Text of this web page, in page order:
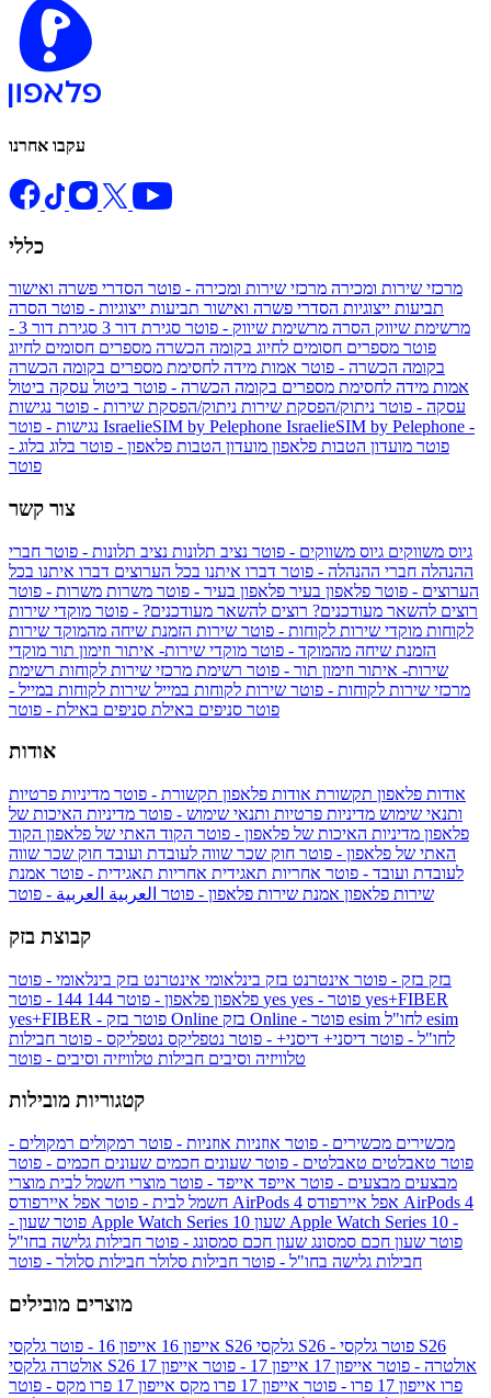
עקבו אחרנו
כללי
מרכזי שירות ומכירה מרכזי שירות ומכירה - פוטר הסדרי פשרה ואישור
תביעות ייצוגיות הסדרי פשרה ואישור תביעות ייצוגיות - פוטר הסרה
מרשימת שיווק הסרה מרשימת שיווק - פוטר סגירת דור 3
סגירת דור 3 -
פוטר מספרים חסומים לחיוג בקומה הכשרה מספרים חסומים לחיוג
בקומה הכשרה - פוטר אמות מידה לחסימת מספרים בקומה הכשרה
אמות מידה לחסימת מספרים בקומה הכשרה - פוטר ביטול עסקה ביטול
עסקה - פוטר ניתוק/הפסקת שירות ניתוק/הפסקת שירות - פוטר נגישות
IsraelieSIM by Pelephone IsraelieSIM by Pelephone -
פוטר מועדון הטבות פלאפון מועדון הטבות פלאפון - פוטר בלוג בלוג -
פוטר
צור קשר
גיוס משווקים גיוס משווקים - פוטר נציב תלונות נציב תלונות - פוטר חברי
ההנהלה חברי ההנהלה - פוטר דברו איתנו בכל הערוצים דברו איתנו בכל
הערוצים - פוטר פלאפון בעיר פלאפון בעיר - פוטר משרות משרות - פוטר
רוצים להשאר מעודכנים? רוצים להשאר מעודכנים? - פוטר מוקדי שירות
לקוחות מוקדי שירות לקוחות - פוטר שירות הזמנת שיחה מהמוקד שירות
הזמנת שיחה מהמוקד - פוטר מוקדי שירות- איתור וזימון תור מוקדי
שירות- איתור וזימון תור - פוטר רשימת מרכזי שירות לקוחות רשימת
מרכזי שירות לקוחות - פוטר שירות לקוחות במייל שירות לקוחות במייל -
פוטר סניפים באילת סניפים באילת - פוטר
אודות
אודות פלאפון תקשורת אודות פלאפון תקשורת - פוטר מדיניות פרטיות
ותנאי שימוש מדיניות פרטיות ותנאי שימוש - פוטר מדיניות האיכות של
פלאפון מדיניות האיכות של פלאפון - פוטר הקוד האתי של פלאפון הקוד
האתי של פלאפון - פוטר חוק שכר שווה לעובדת ועובד חוק שכר שווה
לעובדת ועובד - פוטר אחריות תאגידית אחריות תאגידית - פוטר אמנת
שירות פלאפון אמנת שירות פלאפון - פוטר العربية العربية - פוטר
קבוצת בזק
בזק בזק - פוטר אינטרנט בזק בינלאומי אינטרנט בזק בינלאומי - פוטר
פלאפון פלאפון - פוטר 144 yes
yes+FIBER
yes+FIBER - פוטר בזק Online
esim
לחו"ל - פוטר דיסני+ דיסני+ - פוטר נטפליקס נטפליקס - פוטר חבילות
טלוויזיה וסיבים חבילות טלוויזיה וסיבים - פוטר
קטגוריות מובילות
מכשירים מכשירים - פוטר אוזניות אוזניות - פוטר רמקולים רמקולים -
פוטר טאבלטים טאבלטים - פוטר שעונים חכמים שעונים חכמים - פוטר
מבצעים מבצעים - פוטר אייפד אייפד - פוטר מוצרי חשמל לבית מוצרי
חשמל לבית - פוטר אפל איירפודס AirPods 4 אפל איירפודס AirPods 4
- פוטר שעון Apple Watch Series 10 שעון Apple Watch Series 10 -
פוטר שעון חכם סמסונג שעון חכם סמסונג - פוטר חבילות גלישה בחו"ל
חבילות גלישה בחו"ל - פוטר חבילות סלולר חבילות סלולר - פוטר
מוצרים מובילים
אייפון 16 אייפון 16 - פוטר גלקסי S26 גלקסי S26 - פוטר גלקסי S26
אולטרה
גלקסי S26 אולטרה - פוטר אייפון 17 אייפון 17 - פוטר
אייפון 17
פרו אייפון 17 פרו - פוטר אייפון 17 פרו מקס
אייפון 17 פרו מקס - פוטר